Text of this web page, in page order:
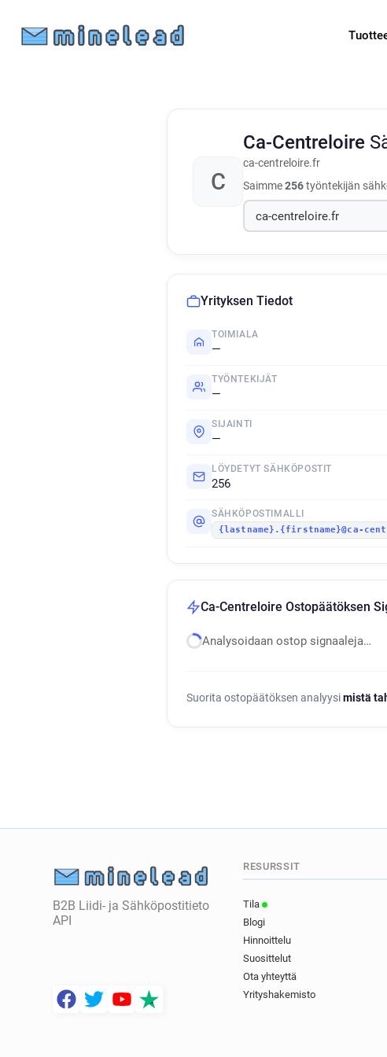
C
Ca-Centreloire
ca-centreloire.fr
Saimme256työntekijän
Yrityksen Tiedot
TOIMIALA
—
TYÖNTEKIJÄT
—
SIJAINTI
—
LÖYDETYT SÄHKÖPOSTIT
256
SÄHKÖPOSTIMALLI
{lastname}.{firstname}@ca-
Ca-Centreloire Ostopäätöksen
Analysoidaan ostop signaaleja…
Suorita ostopäätöksen analyysimistä
B2B Liidi- ja Sähköpostitieto
API
RESURSSIT
Tila
Blogi
Hinnoittelu
Suosittelut
Ota yhteyttä
Yrityshakemisto